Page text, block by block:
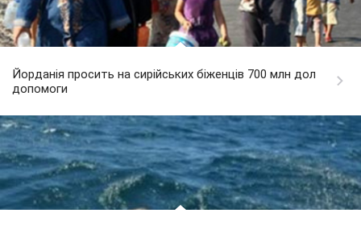
Йорданія просить на сирійських біженців 700 млн дол
допомоги